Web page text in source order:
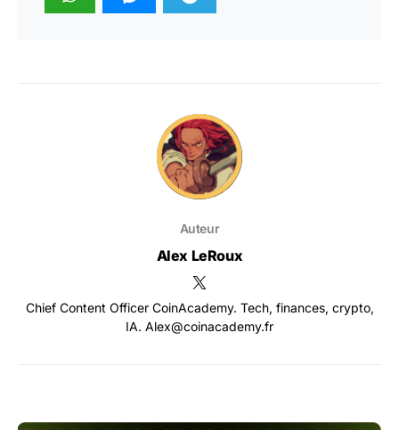
Auteur
Alex LeRoux
Chief Content Officer CoinAcademy. Tech, finances, crypto,
IA. Alex@coinacademy.fr